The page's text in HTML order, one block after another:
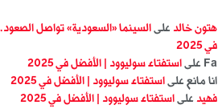
هتون خالد على السينما «السعودية» تواصل
في 2025
Fa على استفتاء سوليوود | الأفضل في 2025
انا مانع على استفتاء سوليوود | الأفضل في 2025
فهيد على استفتاء سوليوود | الأفضل في 2025